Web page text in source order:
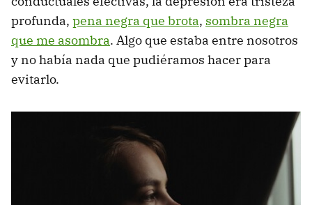
profunda, pena negra que brota, sombra negra
que me asombra. Algo que estaba entre nosotros
y no había nada que pudiéramos hacer para
evitarlo.